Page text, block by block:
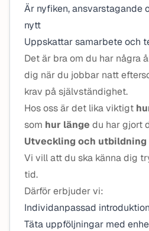
Är nyfiken, ansvarstagande
nytt
Uppskattar samarbete och
Det är bra om du har några
dig när du jobbar natt
krav på självständighet.
Hos oss är det lika viktigt
som hur länge du har gjort
Utveckling och utbildning
Vi vill att du ska känna dig
tid.
Därför erbjuder vi:
Individanpassad introduktion
Täta uppföljningar med